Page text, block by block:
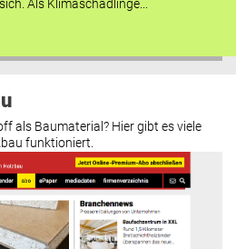
sich. Als Klimaschädlinge...
als Baumaterial? Hier gibt es viele
funktioniert.